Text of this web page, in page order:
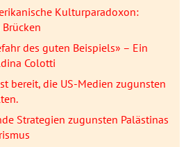
Kulturparadoxon:
des guten Beispiels» – Ein
Colotti
bereit, die US-Medien zugunsten
Strategien zugunsten Palästinas